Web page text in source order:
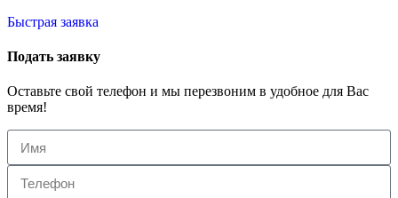
Быстрая заявка
Подать заявку
Оставьте свой телефон и мы перезвоним в удобное для Вас
время!